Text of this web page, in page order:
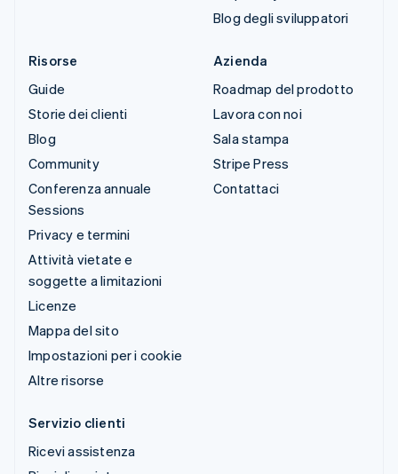
Blog degli sviluppatori
Risorse
Guide
Storie dei clienti
Blog
Community
Conferenza annuale
Sessions
Privacy e termini
Attività vietate e
soggette a limitazioni
Licenze
Mappa del sito
Impostazioni per i cookie
Altre risorse
Azienda
Roadmap del prodotto
Lavora con noi
Sala stampa
Stripe Press
Contattaci
Servizio clienti
Ricevi assistenza